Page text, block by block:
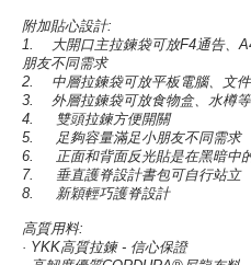
附加貼心設計:
1.
大開口主拉鍊袋可放F4通告、
朋友不同需求
2. 中層拉鍊袋可放平板電腦、文
3. 外層拉鍊袋可放食物盒、水樽
4.
雙頭拉鍊方便開關
5. 足夠容量滿足小朋友不同需求
6.
正面和背面反光貼是在黑暗中
7. 垂直護脊設計書包可自行站立
8. 新穎輕巧護脊設計
高質用料:
· YKK高質拉鍊- 信心保證